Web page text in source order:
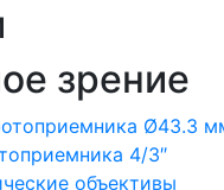
зрение
Ø43.3
4/3″
объективы